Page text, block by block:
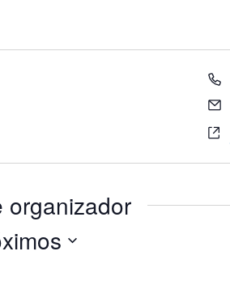
organizador